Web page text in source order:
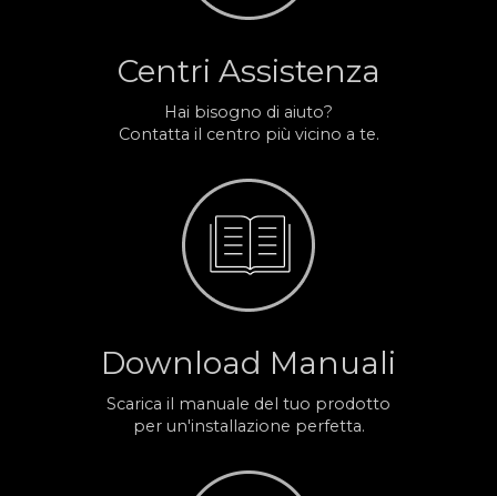
Centri Assistenza
Hai bisogno di aiuto?
Contatta il centro più vicino a te.
Download Manuali
Scarica il manuale del tuo prodotto
per un'installazione perfetta.